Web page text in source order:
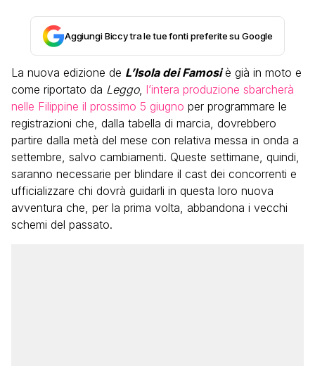
Aggiungi Biccy tra le tue fonti preferite su Google
La nuova edizione de L’Isola dei Famosiè già in moto e
come riportato da Leggo, l’intera produzione sbarcherà
nelle Filippine il prossimo 5 giugno per programmare le
registrazioni che, dalla tabella di marcia, dovrebbero
partire dalla metà del mese con relativa messa in onda a
settembre, salvo cambiamenti. Queste settimane, quindi,
saranno necessarie per blindare il cast dei concorrenti e
ufficializzare chi dovrà guidarli in questa loro nuova
avventura che, per la prima volta, abbandona i vecchi
schemi del passato.